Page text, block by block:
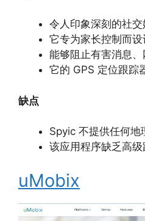
令人印象深刻的社
它专为家长控制而设
能够阻止有害消息
它的 GPS 定位跟踪
缺点
Spyic 不提供任何地
该应用程序缺乏高
uMobix